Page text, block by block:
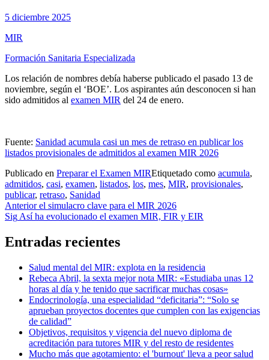
porExamen MIR
Publicada
5 diciembre 2025
MIR
Formación Sanitaria Especializada
Los relación de nombres debía haberse publicado el pasado 13 de
noviembre, según el ‘BOE’. Los aspirantes aún desconocen si han
sido admitidos al examen MIR del 24 de enero.
Fuente: Sanidad acumula casi un mes de retraso en publicar los
listados provisionales de admitidos al examen MIR 2026
Publicado en Preparar el Examen MIREtiquetado como acumula,
admitidos, casi, examen, listados, los, mes, MIR, provisionales,
publicar, retraso, Sanidad
Navegación
de
entradas
Anterior el simulacro clave para el MIR 2026
Sig Así ha evolucionado el examen MIR, FIR y EIR
Entradas recientes
Salud mental del MIR: explota en la residencia
Rebeca Abril, la sexta mejor nota MIR: «Estudiaba unas 12
horas al día y he tenido que sacrificar muchas cosas»
Endocrinología, una especialidad “deficitaria”: “Solo se
aprueban proyectos docentes que cumplen con las exigencias
de calidad”
Objetivos, requisitos y vigencia del nuevo diploma de
acreditación para tutores MIR y del resto de residentes
Mucho más que agotamiento: el 'burnout' lleva a peor salud